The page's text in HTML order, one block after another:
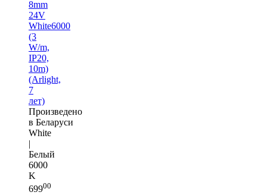
8mm
24V
White6000
(3
W/m,
IP20,
10m)
(Arlight,
7
лет)
Произведено
в Беларуси
White
|
Белый
6000
K
69900